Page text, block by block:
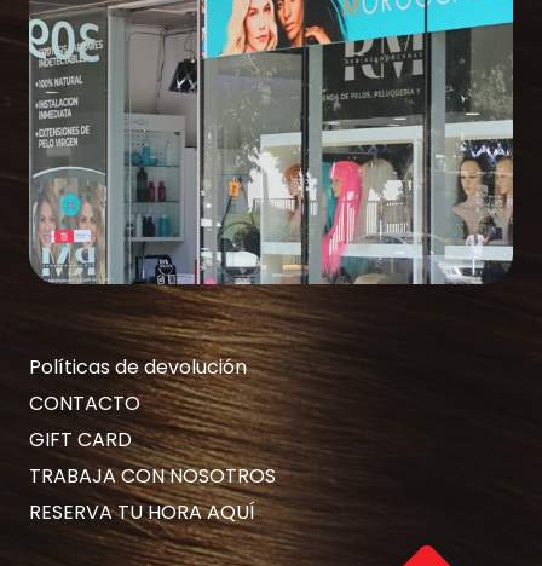
Políticas de devolución
CONTACTO
GIFT CARD
TRABAJA CON NOSOTROS
RESERVA TU HORA AQUÍ